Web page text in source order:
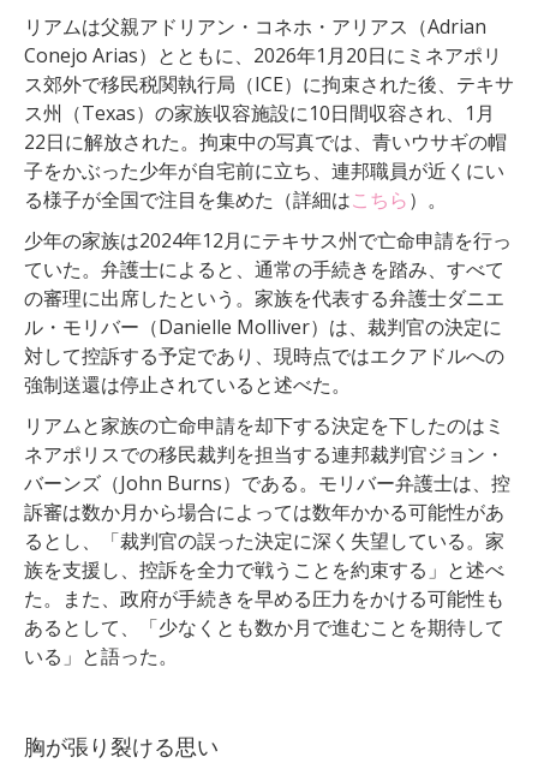
リアムは父親アドリアン・コネホ・アリアス（Adrian
Conejo Arias）とともに、2026年1月20日にミネアポリ
ス郊外で移民税関執行局（ICE）に拘束された後、テキサ
ス州（Texas）の家族収容施設に10日間収容され、1月
22日に解放された。拘束中の写真では、青いウサギの帽
子をかぶった少年が自宅前に立ち、連邦職員が近くにい
る様子が全国で注目を集めた（詳細はこちら）。
少年の家族は2024年12月にテキサス州で亡命申請を行っ
ていた。弁護士によると、通常の手続きを踏み、すべて
の審理に出席したという。家族を代表する弁護士ダニエ
ル・モリバー（Danielle Molliver）は、裁判官の決定に
対して控訴する予定であり、現時点ではエクアドルへの
強制送還は停止されていると述べた。
リアムと家族の亡命申請を却下する決定を下したのはミ
ネアポリスでの移民裁判を担当する連邦裁判官ジョン・
バーンズ（John Burns）である。モリバー弁護士は、控
訴審は数か月から場合によっては数年かかる可能性があ
るとし、「裁判官の誤った決定に深く失望している。家
族を支援し、控訴を全力で戦うことを約束する」と述べ
た。また、政府が手続きを早める圧力をかける可能性も
あるとして、「少なくとも数か月で進むことを期待して
いる」と語った。
胸が張り裂ける思い